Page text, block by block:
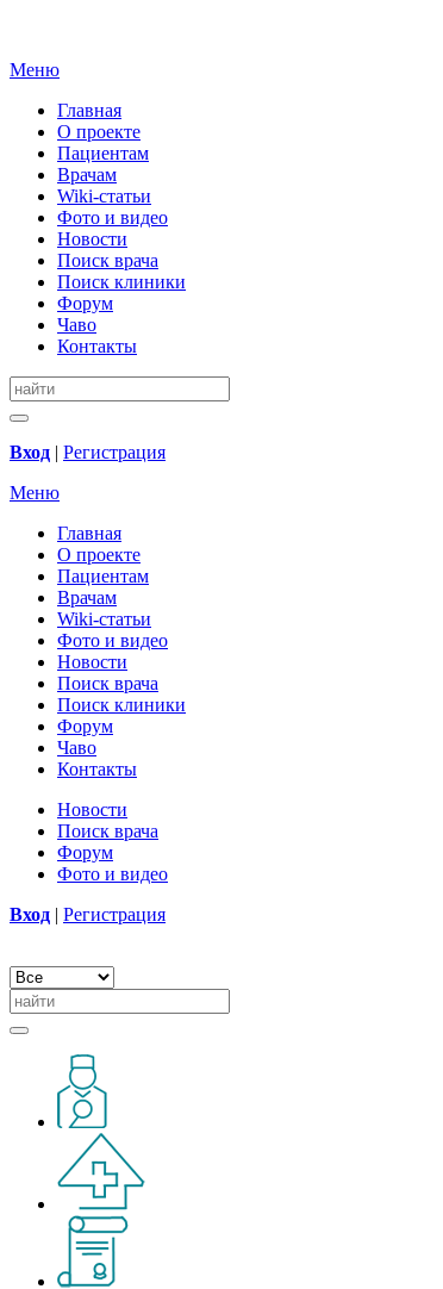
Меню
Главная
О проекте
Пациентам
Врачам
Wiki-статьи
Фото и видео
Новости
Поиск врача
Поиск клиники
Форум
Чаво
Контакты
Вход | Регистрация
Меню
Главная
О проекте
Пациентам
Врачам
Wiki-статьи
Фото и видео
Новости
Поиск врача
Поиск клиники
Форум
Чаво
Контакты
Новости
Поиск врача
Форум
Фото и видео
Вход | Регистрация